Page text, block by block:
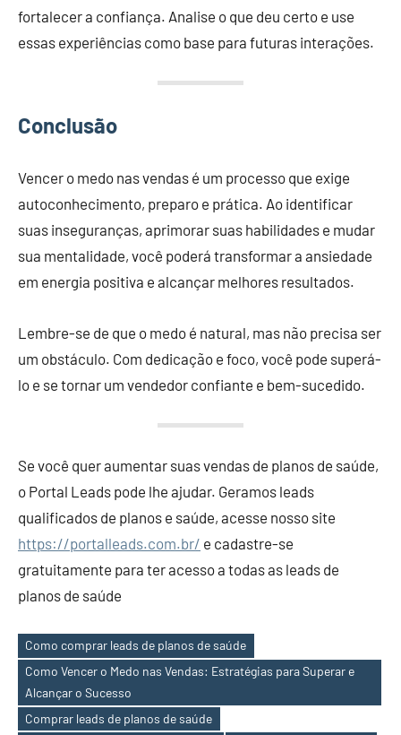
fortalecer a confiança. Analise o que deu certo e use
essas experiências como base para futuras interações.
Conclusão
Vencer o medo nas vendas é um processo que exige
autoconhecimento, preparo e prática. Ao identificar
suas inseguranças, aprimorar suas habilidades e mudar
sua mentalidade, você poderá transformar a ansiedade
em energia positiva e alcançar melhores resultados.
Lembre-se de que o medo é natural, mas não precisa ser
um obstáculo. Com dedicação e foco, você pode superá-
lo e se tornar um vendedor confiante e bem-sucedido.
Se você quer aumentar suas vendas de planos de saúde,
o Portal Leads pode lhe ajudar. Geramos leads
qualificados de planos e saúde, acesse nosso site
https://portalleads.com.br/ e cadastre-se
gratuitamente para ter acesso a todas as leads de
planos de saúde
Como comprar leads de planos de saúde
Como Vencer o Medo nas Vendas: Estratégias para Superar e
Alcançar o Sucesso
Comprar leads de planos de saúde